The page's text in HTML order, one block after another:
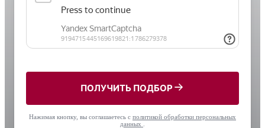
ПОЛУЧИТЬ ПОДБОР
Нажимая кнопку, вы соглашаетесь с политикой обработки персональных
данных